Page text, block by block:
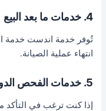
4. خدمات ما بعد البيع
تُوفر خدمة اندست خدمة
انتهاء عملية الصيانة.
5. خدمات الفحص الدوري
إذا كنت ترغب في